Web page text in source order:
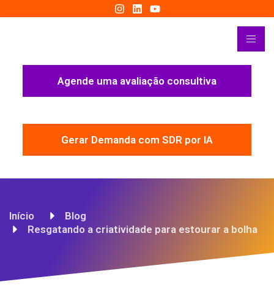
Agende uma avaliação consultiva
Gerar Demanda com SDR por IA
Início
Blog
Resgatando a criatividade para estourar a bolha